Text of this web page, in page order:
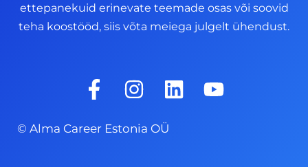
ettepanekuid erinevate teemade osas või soovid
teha koostööd, siis võta meiega julgelt ühendust.
F
a
e
I
n
s
t
L
i
Y
o
© Alma Career Estonia OÜ